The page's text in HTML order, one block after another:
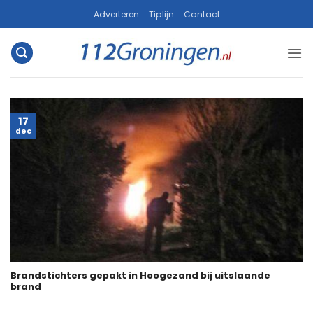
naar
inhoud
Adverteren Tiplijn Contact
Brandstichters gepakt in Hoogezand bij uitslaande
brand
17
dec